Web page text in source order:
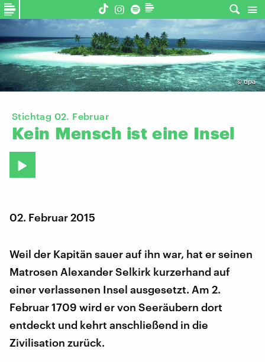
©dpa
Stichtag 02. Februar
Kein Mensch ist eine Insel
02. Februar 2015
Weil der Kapitän sauer auf ihn war, hat er seinen
Matrosen Alexander Selkirk kurzerhand auf
einer verlassenen Insel ausgesetzt. Am 2.
Februar 1709 wird er von Seeräubern dort
entdeckt und kehrt anschließend in die
Zivilisation zurück.